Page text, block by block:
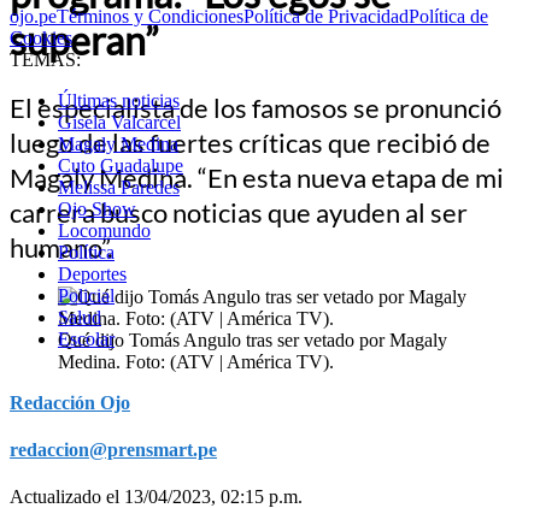
ojo.peTérminos y CondicionesPolítica de PrivacidadPolítica de
Cookies
TEMAS:
Últimas noticias
Gisela Valcarcel
Magaly Medina
Cuto Guadalupe
Melissa Paredes
Ojo Show
Locomundo
Política
Deportes
Policial
Salud
Escolar
superan”
El especialista de los famosos se pronunció
luego de las fuertes críticas que recibió de
Magaly Medina. “En esta nueva etapa de mi
carrera busco noticias que ayuden al ser
humano”.
Qué dijo Tomás Angulo tras ser vetado por Magaly
Medina. Foto: (ATV | América TV).
Redacción Ojo
redaccion@prensmart.pe
Actualizado el 13/04/2023, 02:15 p.m.